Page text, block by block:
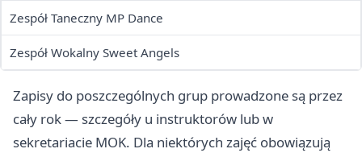
Zespół Taneczny MP Dance
Zespół Wokalny Sweet Angels
Zapisy do poszczególnych grup prowadzone są przez
cały rok — szczegóły u instruktorów lub w
sekretariacie MOK. Dla niektórych zajęć obowiązują